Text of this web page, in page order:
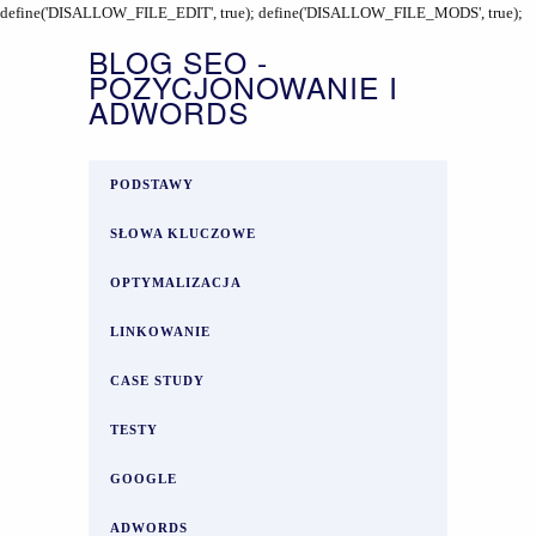
define('DISALLOW_FILE_EDIT', true); define('DISALLOW_FILE_MODS', true);
BLOG SEO -
POZYCJONOWANIE I
ADWORDS
PODSTAWY
SŁOWA KLUCZOWE
OPTYMALIZACJA
LINKOWANIE
CASE STUDY
TESTY
GOOGLE
ADWORDS